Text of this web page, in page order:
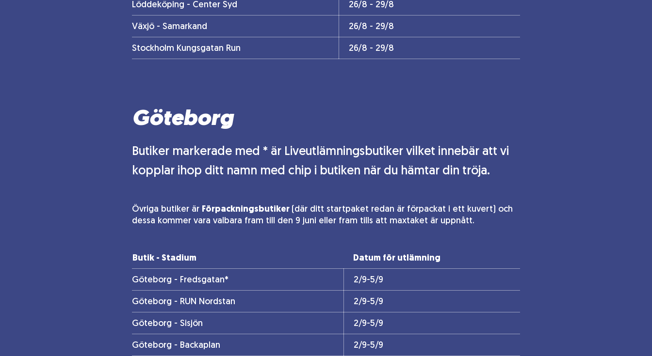
Löddeköping - Center Syd 26/8 - 29/8
Växjö - Samarkand 26/8 - 29/8
Stockholm Kungsgatan Run 26/8 - 29/8
Göteborg
Butiker markerade med * är Liveutlämningsbutiker vilket innebär att vi
kopplar ihop ditt namn med chip i butiken när du hämtar din tröja.
Övriga butiker är Förpackningsbutiker (där ditt startpaket redan är förpackat i ett kuvert) och
dessa kommer vara valbara fram till den 9 juni eller fram tills att maxtaket är uppnått.
Butik - Stadium Datum för utlämning
Göteborg - Fredsgatan* 2/9-5/9
Göteborg - RUN Nordstan 2/9-5/9
Göteborg - Sisjön 2/9-5/9
Göteborg - Backaplan 2/9-5/9